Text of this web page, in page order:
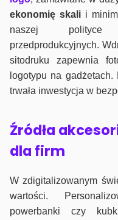
ekonomię skalii
naszej polityce
przedprodukcyjnych.
sitodruku zapewnia
logotypu na
trwała inwestycja w
Źródła
dla firm
W zdigitalizowanym
wartości.
powerbanki czy